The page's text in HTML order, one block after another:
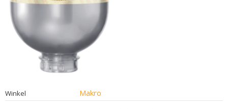
Winkel Makro